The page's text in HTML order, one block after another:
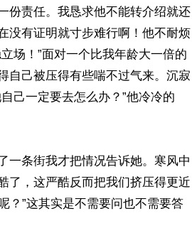
份责任。我恳求他不能转介绍就还
没有证明就寸步难行啊！他不耐烦
场！”面对一个比我年龄大一倍的
自己被压得有些喘不过气来。沉寂
己一定要去怎么办？”他冷冷的
一条街我才把情况告诉她。寒风中
了，这严酷反而把我们挤压得更近
？”这其实是不需要问也不需要答